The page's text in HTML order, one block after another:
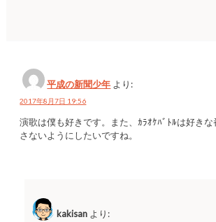
平成の新聞少年 より:
2017年8月7日 19:56
演歌は僕も好きです。また、ｶﾗｵｹﾊﾞﾄﾙは好き
さないようにしたいですね。
kakisan より: